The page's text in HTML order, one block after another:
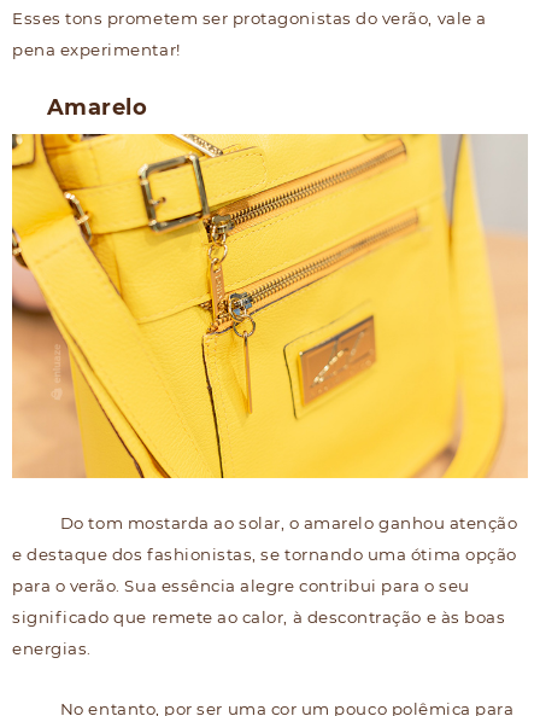
Esses tons prometem ser protagonistas do verão, vale a
pena experimentar!
Amarelo
Do tom mostarda ao solar, o amarelo ganhou atenção
e destaque dos fashionistas, se tornando uma ótima opção
para o verão. Sua essência alegre contribui para o seu
significado que remete ao calor, à descontração e às boas
energias.
No entanto, por ser uma cor um pouco polêmica para